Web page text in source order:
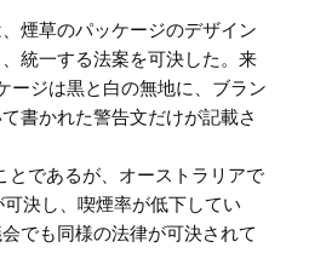
煙草のパッケージのデザイン
統一する法案を可決した。来
ージは黒と白の無地に、ブラン
書かれた警告文だけが記載さ
とであるが、オーストラリアで
決し、喫煙率が低下してい
でも同様の法律が可決されて